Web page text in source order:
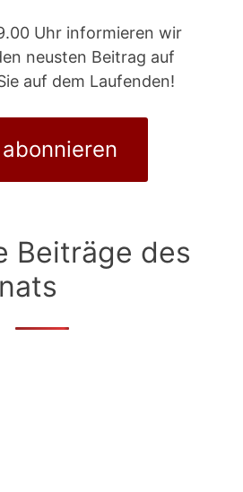
Uhr informieren wir
neusten Beitrag auf
auf dem Laufenden!
Beiträge des